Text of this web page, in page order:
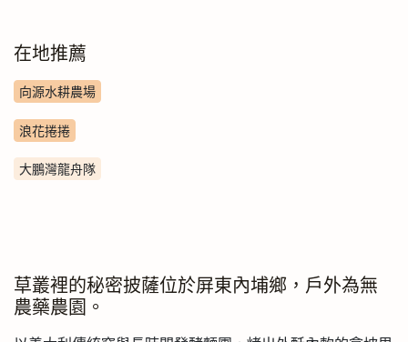
在地推薦
向源水耕農場
浪花捲捲
大鵬灣龍舟隊
草叢裡的秘密披薩位於屏東內埔鄉，戶外為無
農藥農園。